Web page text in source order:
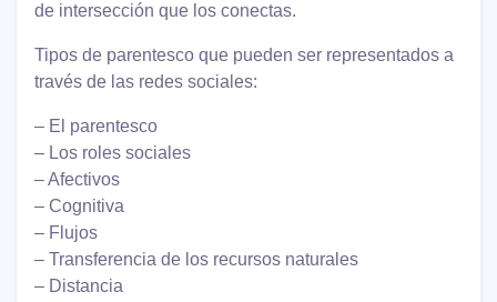
de intersección que los conectas.
Tipos de parentesco que pueden ser representados a
través de las redes sociales:
– El parentesco
– Los roles sociales
– Afectivos
– Cognitiva
– Flujos
– Transferencia de los recursos naturales
– Distancia